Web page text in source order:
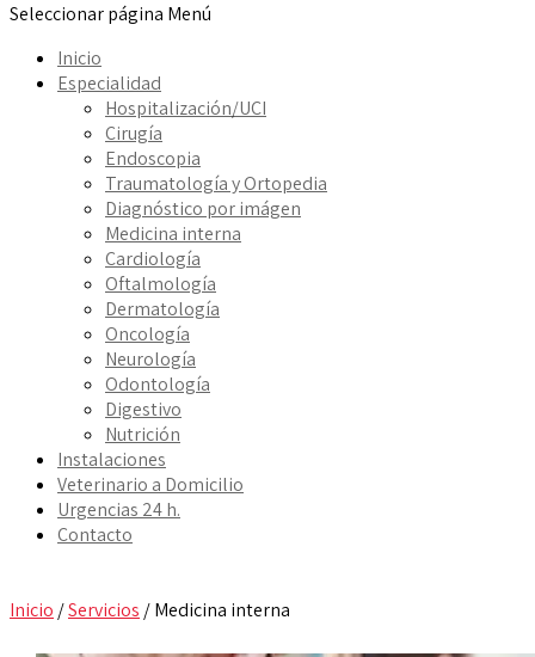
Seleccionar página Menú
Inicio
Especialidad
Hospitalización/UCI
Cirugía
Endoscopia
Traumatología y Ortopedia
Diagnóstico por imágen
Medicina interna
Cardiología
Oftalmología
Dermatología
Oncología
Neurología
Odontología
Digestivo
Nutrición
Instalaciones
Veterinario a Domicilio
Urgencias 24 h.
Contacto
Inicio /Servicios /Medicina interna